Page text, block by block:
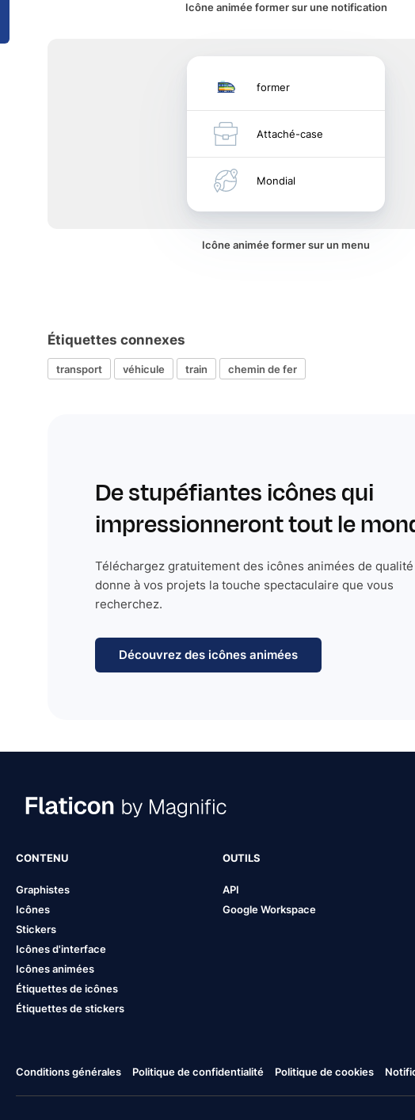
Icône animée former sur une notification
former
Attaché-case
Mondial
Icône animée former sur un menu
Étiquettes connexes
transport véhicule train chemin de fer
De stupéfiantes icônes qui
impressionneront tout le
Téléchargez gratuitement des icônes animées de
donne à vos projets la touche spectaculaire que vous
recherchez.
Découvrez des icônes animées
CONTENU
Graphistes
Icônes
Stickers
Icônes d'interface
Icônes animées
Étiquettes de icônes
Étiquettes de stickers
OUTILS
API
Google Workspace
Conditions générales Politique de confidentialité Politique de cookies